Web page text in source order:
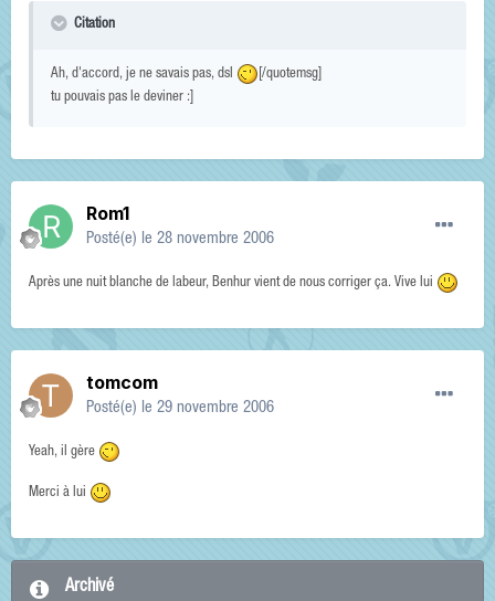
Citation
Ah, d'accord, je ne savais pas, dsl
[/quotemsg]
tu pouvais pas le deviner :]
Rom1
Posté(e) le 28 novembre 2006
Après une nuit blanche de labeur, Benhur vient de nous corriger ça. Vive lui
tomcom
Posté(e) le 29 novembre 2006
Yeah, il gère
Merci à lui
Archivé